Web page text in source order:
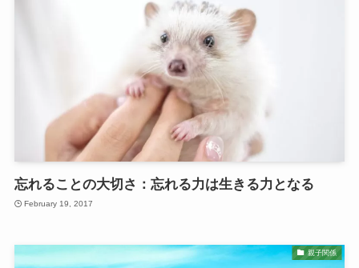
忘れることの大切さ：忘れる力は生きる力となる
February 19, 2017
親子関係